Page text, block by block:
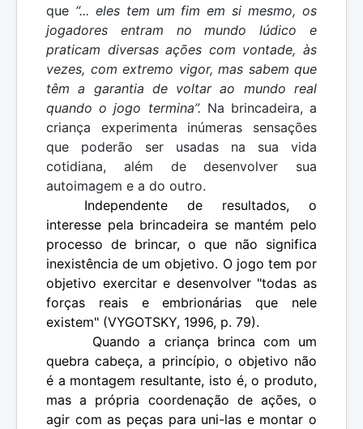
que “... eles tem um fim em si mesmo, os
jogadores entram no mundo lúdico e
praticam diversas ações com vontade, às
vezes, com extremo vigor, mas sabem que
têm a garantia de voltar ao mundo real
quando o jogo termina”. Na brincadeira, a
criança experimenta inúmeras sensações
que poderão ser usadas na sua vida
cotidiana, além de desenvolver sua
autoimagem e a do outro.
Independente de resultados, o
interesse pela brincadeira se mantém pelo
processo de brincar, o que não significa
inexistência de um objetivo. O jogo tem por
objetivo exercitar e desenvolver "todas as
forças reais e embrionárias que nele
existem" (VYGOTSKY, 1996, p. 79).
Quando a criança brinca com um
quebra cabeça, a princípio, o objetivo não
é a montagem resultante, isto é, o produto,
mas a própria coordenação de ações, o
agir com as peças para uni-las e montar o